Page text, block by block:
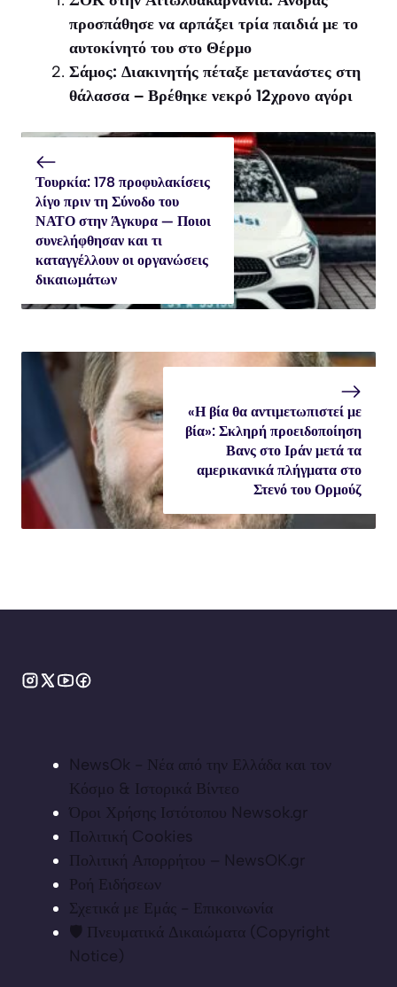
προσπάθησε να αρπάξει τρία παιδιά με το
αυτοκίνητό του στο Θέρμο
Σάμος: Διακινητής πέταξε μετανάστες στη
θάλασσα – Βρέθηκε νεκρό 12χρονο αγόρι
Τουρκία: 178 προφυλακίσεις
λίγο πριν τη Σύνοδο του
ΝΑΤΟ στην Άγκυρα — Ποιοι
συνελήφθησαν και τι
καταγγέλλουν οι οργανώσεις
δικαιωμάτων
«Η βία θα αντιμετωπιστεί με
βία»: Σκληρή προειδοποίηση
Βανς στο Ιράν μετά τα
αμερικανικά πλήγματα στο
Στενό του Ορμούζ
NewsOk - Νέα από την Ελλάδα και τον
Κόσμο & Ιστορικά Βίντεο
Όροι Χρήσης Ιστότοπου Newsok.gr
Πολιτική Cookies
Πολιτική Απορρήτου – NewsOK.gr
Ροή Ειδήσεων
Σχετικά με Εμάς - Επικοινωνία
🛡️ Πνευματικά Δικαιώματα (Copyright
Notice)